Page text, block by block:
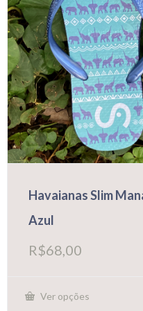
Havaianas Slim
Azul
R$68,00
Ver opções
Este